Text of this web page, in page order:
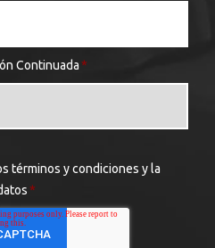
Continuada *
términos y condiciones y la
*